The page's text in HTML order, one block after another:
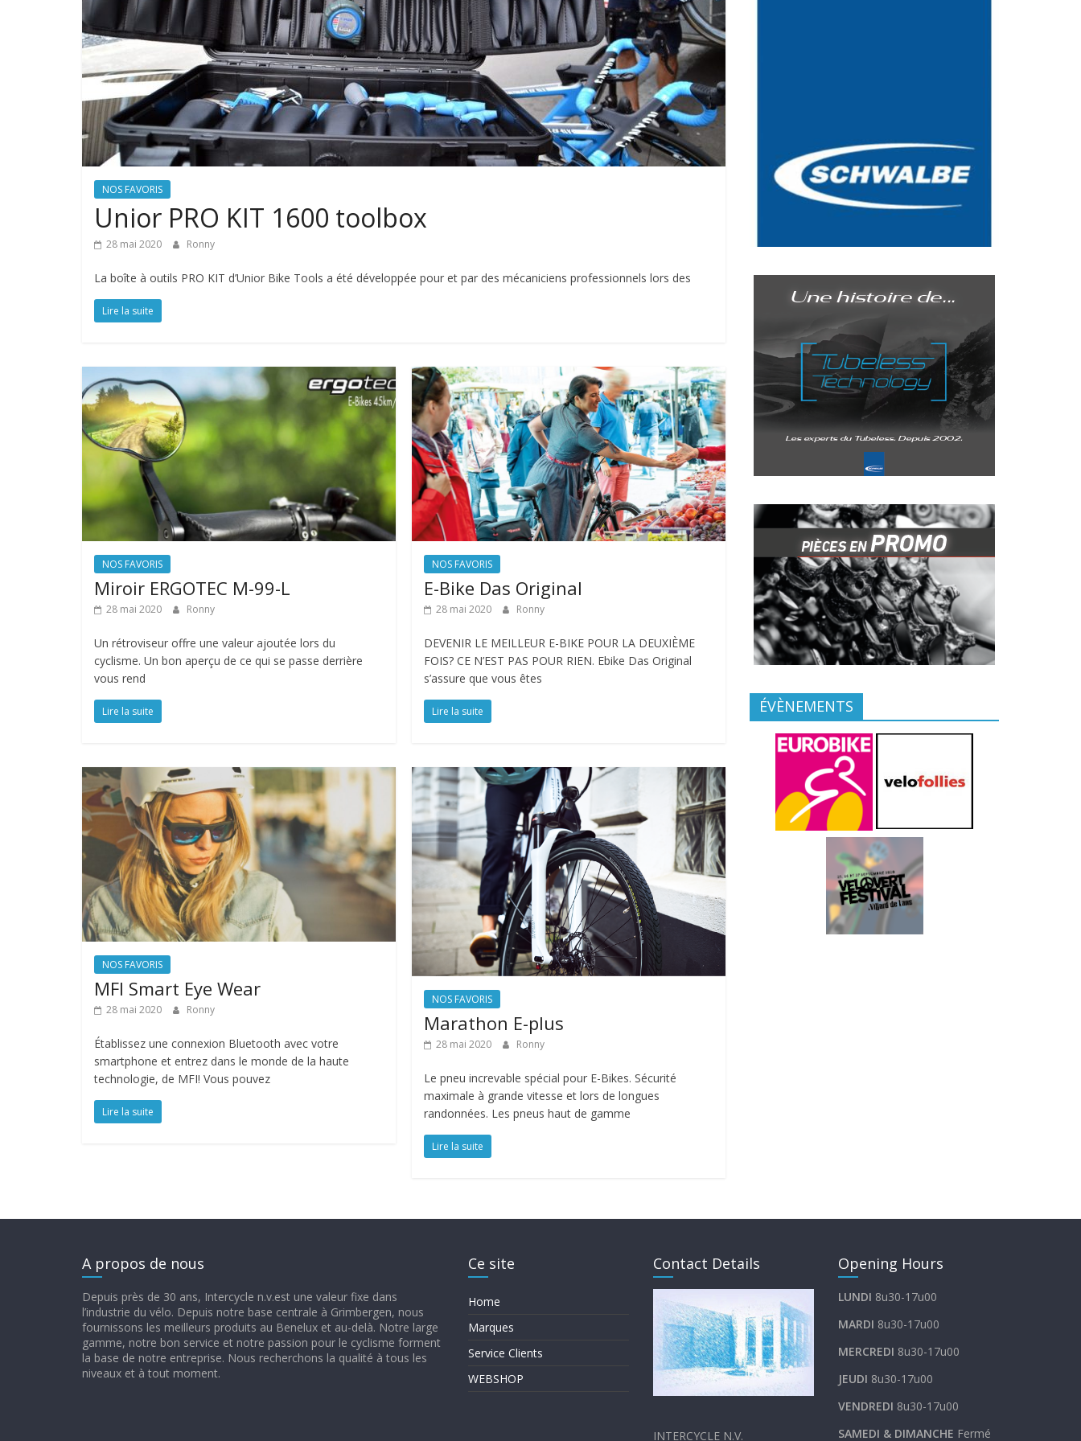
NOS FAVORIS
Unior PRO KIT 1600 toolbox
28 mai 2020 Ronny
La boîte à outils PRO KIT d’Unior Bike Tools a été développée pour et par des mécaniciens professionnels lors des
Lire la suite
NOS FAVORIS
Miroir ERGOTEC M-99-L
28 mai 2020 Ronny
Un rétroviseur offre une valeur ajoutée lors du
cyclisme. Un bon aperçu de ce qui se passe derrière
vous rend
Lire la suite
NOS FAVORIS
E-Bike Das Original
28 mai 2020 Ronny
DEVENIR LE MEILLEUR E-BIKE POUR LA DEUXIÈME
FOIS? CE N’EST PAS POUR RIEN. Ebike Das Original
s’assure que vous êtes
Lire la suite
NOS FAVORIS
MFI Smart Eye Wear
28 mai 2020 Ronny
Établissez une connexion Bluetooth avec votre
smartphone et entrez dans le monde de la haute
technologie, de MFI! Vous pouvez
Lire la suite
NOS FAVORIS
Marathon E-plus
28 mai 2020 Ronny
Le pneu increvable spécial pour E-Bikes. Sécurité
maximale à grande vitesse et lors de longues
randonnées. Les pneus haut de gamme
Lire la suite
ÉVÈNEMENTS
A propos de nous
Depuis près de 30 ans, Intercycle n.v.est une valeur fixe dans
l’industrie du vélo. Depuis notre base centrale à Grimbergen, nous
fournissons les meilleurs produits au Benelux et au-delà. Notre large
gamme, notre bon service et notre passion pour le cyclisme forment
la base de notre entreprise. Nous recherchons la qualité à tous les
niveaux et à tout moment.
Ce site
Home
Marques
Service Clients
WEBSHOP
Contact Details
INTERCYCLE N.V.
Opening Hours
LUNDI 8u30-17u00
MARDI 8u30-17u00
MERCREDI 8u30-17u00
JEUDI 8u30-17u00
VENDREDI 8u30-17u00
SAMEDI & DIMANCHE Fermé